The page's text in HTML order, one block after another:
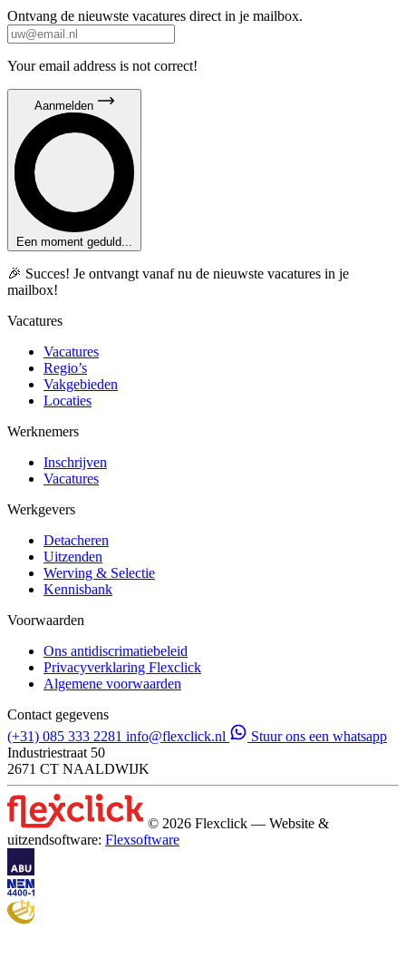
Ontvang de nieuwste vacatures direct in je mailbox.
Your email address is not correct!
Aanmelden
Een moment geduld...
🎉 Succes! Je ontvangt vanaf nu de nieuwste vacatures in je
mailbox!
Vacatures
Vacatures
Regio’s
Vakgebieden
Locaties
Werknemers
Inschrijven
Vacatures
Werkgevers
Detacheren
Uitzenden
Werving & Selectie
Kennisbank
Voorwaarden
Ons antidiscrimatiebeleid
Privacyverklaring Flexclick
Algemene voorwaarden
Contact gegevens
(+31) 085 333 2281 info@flexclick.nl
Stuur ons een whatsapp
Industriestraat 50
2671 CT NAALDWIJK
© 2026 Flexclick — Website &
uitzendsoftware: Flexsoftware